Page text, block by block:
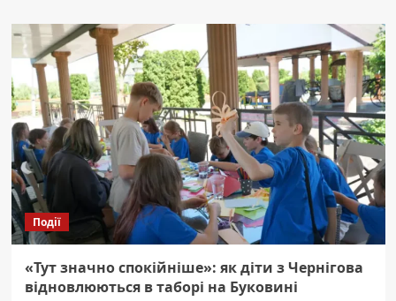
стоматологія
у
Чернівцях:
сучасні
методи
лікування
та
відновлення
зубів
Події
«Тут значно спокійніше»: як діти з Чернігова
відновлюються в таборі на Буковині